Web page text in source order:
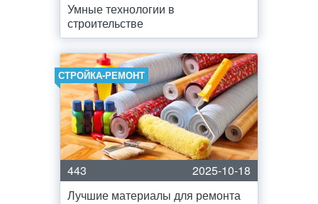
Умные технологии в
строительстве
СТРОЙКА-РЕМОНТ
443
2025-10-18
Лучшие материалы для ремонта